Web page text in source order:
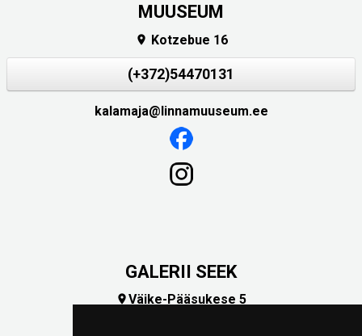
MUUSEUM
 Kotzebue 16
(+372)54470131
kalamaja@linnamuuseum.ee
GALERII SEEK
Väike-Pääsukese 5